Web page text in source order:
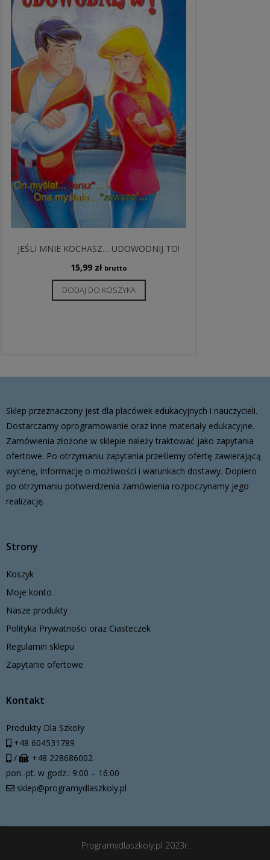
JEŚLI MNIE KOCHASZ… UDOWODNIJ TO!
15,99 zł brutto
DODAJ DO KOSZYKA
Sklep przeznaczony jest dla placówek edukacyjnych i nauczycieli.
Dostarczamy oprogramowanie oraz inne materiały edukacyjne.
Zamówienia złożone w sklepie należy traktować jako zapytania
ofertowe. Po otrzymaniu zapytania prześlemy ofertę zawierającą
wycenę, informację o możliwości i warunkach dostawy. Dopiero
po otrzymaniu potwierdzenia zamówienia rozpoczynamy jego
realizację.
Strony
Koszyk
Moje konto
Nasze produkty
Polityka Prywatności oraz Ciasteczek
Regulamin sklepu
Zapytanie ofertowe
Kontakt
Produkty Dla Szkoły
+48 604531789
/
: +48 228686002
pon.-pt. w godz.: 9:00 – 16:00
sklep@programydlaszkoly.pl
Programydlaszkoly.pl 2023r.